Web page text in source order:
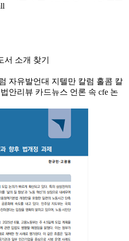
서 소개 찾기
자유발언대 지텔만 칼럼 홀콤 칼
안리뷰 카드뉴스 언론 속 cfe 논